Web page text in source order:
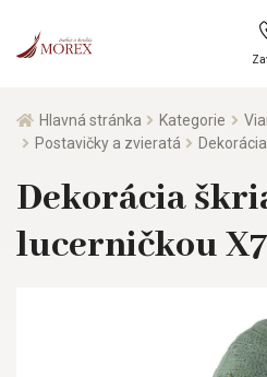
Hlavná stránka Kategorie
Postavičky a zvieratá
Dekorácia
lucerničkou